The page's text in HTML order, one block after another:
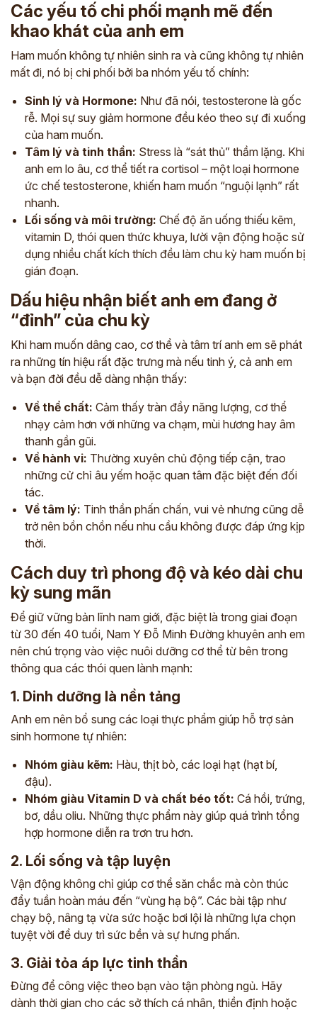
Các yếu tố chi phối mạnh mẽ đến
khao khát của anh em
Ham muốn không tự nhiên sinh ra và cũng không tự nhiên
mất đi, nó bị chi phối bởi ba nhóm yếu tố chính:
Sinh lý và Hormone: Như đã nói, testosterone là gốc
rễ. Mọi sự suy giảm hormone đều kéo theo sự đi xuống
của ham muốn.
Tâm lý và tinh thần: Stress là “sát thủ” thầm lặng. Khi
anh em lo âu, cơ thể tiết ra cortisol – một loại hormone
ức chế testosterone, khiến ham muốn “nguội lạnh” rất
nhanh.
Lối sống và môi trường: Chế độ ăn uống thiếu kẽm,
vitamin D, thói quen thức khuya, lười vận động hoặc sử
dụng nhiều chất kích thích đều làm chu kỳ ham muốn bị
gián đoạn.
Dấu hiệu nhận biết anh em đang ở
“đỉnh” của chu kỳ
Khi ham muốn dâng cao, cơ thể và tâm trí anh em sẽ phát
ra những tín hiệu rất đặc trưng mà nếu tinh ý, cả anh em
và bạn đời đều dễ dàng nhận thấy:
Về thể chất: Cảm thấy tràn đầy năng lượng, cơ thể
nhạy cảm hơn với những va chạm, mùi hương hay âm
thanh gần gũi.
Về hành vi: Thường xuyên chủ động tiếp cận, trao
những cử chỉ âu yếm hoặc quan tâm đặc biệt đến đối
tác.
Về tâm lý: Tinh thần phấn chấn, vui vẻ nhưng cũng dễ
trở nên bồn chồn nếu nhu cầu không được đáp ứng kịp
thời.
Cách duy trì phong độ và kéo dài chu
kỳ sung mãn
Để giữ vững bản lĩnh nam giới, đặc biệt là trong giai đoạn
từ 30 đến 40 tuổi, Nam Y Đỗ Minh Đường khuyên anh em
nên chú trọng vào việc nuôi dưỡng cơ thể từ bên trong
thông qua các thói quen lành mạnh:
1. Dinh dưỡng là nền tảng
Anh em nên bổ sung các loại thực phẩm giúp hỗ trợ sản
sinh hormone tự nhiên:
Nhóm giàu kẽm: Hàu, thịt bò, các loại hạt (hạt bí,
đậu).
Nhóm giàu Vitamin D và chất béo tốt: Cá hồi, trứng,
bơ, dầu oliu. Những thực phẩm này giúp quá trình tổng
hợp hormone diễn ra trơn tru hơn.
2. Lối sống và tập luyện
Vận động không chỉ giúp cơ thể săn chắc mà còn thúc
đẩy tuần hoàn máu đến “vùng hạ bộ”. Các bài tập như
chạy bộ, nâng tạ vừa sức hoặc bơi lội là những lựa chọn
tuyệt vời để duy trì sức bền và sự hưng phấn.
3. Giải tỏa áp lực tinh thần
Đừng để công việc theo bạn vào tận phòng ngủ. Hãy
dành thời gian cho các sở thích cá nhân, thiền định hoặc